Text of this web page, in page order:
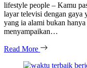
lifestyle people – Kamu
layar televisi dengan gaya
yang ia alami bukan
menyampaikan…
Read More